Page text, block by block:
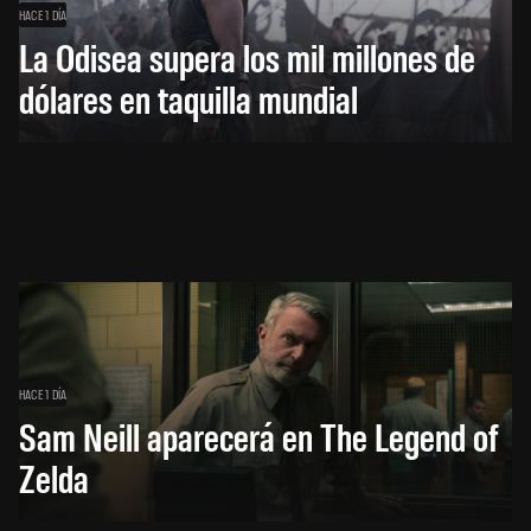
HACE 1 DÍA
La Odisea supera los mil millones de
dólares en taquilla mundial
HACE 1 DÍA
Sam Neill aparecerá en The Legend of
Zelda